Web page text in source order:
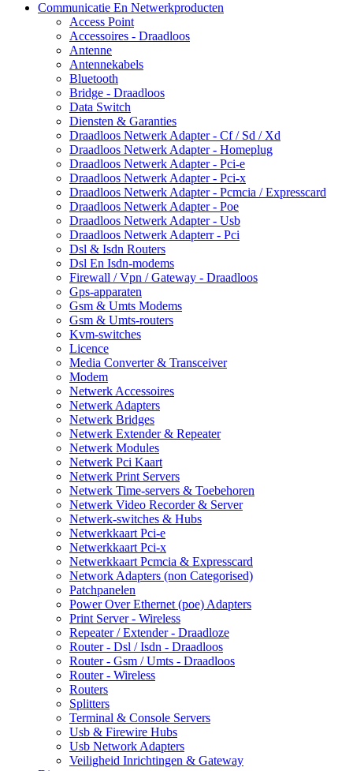
Communicatie En Netwerkproducten
Access Point
Accessoires - Draadloos
Antenne
Antennekabels
Bluetooth
Bridge - Draadloos
Data Switch
Diensten & Garanties
Draadloos Netwerk Adapter - Cf / Sd / Xd
Draadloos Netwerk Adapter - Homeplug
Draadloos Netwerk Adapter - Pci-e
Draadloos Netwerk Adapter - Pci-x
Draadloos Netwerk Adapter - Pcmcia / Expresscard
Draadloos Netwerk Adapter - Poe
Draadloos Netwerk Adapter - Usb
Draadloos Netwerk Adapterr - Pci
Dsl & Isdn Routers
Dsl En Isdn-modems
Firewall / Vpn / Gateway - Draadloos
Gps-apparaten
Gsm & Umts Modems
Gsm & Umts-routers
Kvm-switches
Licence
Media Converter & Transceiver
Modem
Netwerk Accessoires
Netwerk Adapters
Netwerk Bridges
Netwerk Extender & Repeater
Netwerk Modules
Netwerk Pci Kaart
Netwerk Print Servers
Netwerk Time-servers & Toebehoren
Netwerk Video Recorder & Server
Netwerk-switches & Hubs
Netwerkkaart Pci-e
Netwerkkaart Pci-x
Netwerkkaart Pcmcia & Expresscard
Network Adapters (non Categorised)
Patchpanelen
Power Over Ethernet (poe) Adapters
Print Server - Wireless
Repeater / Extender - Draadloze
Router - Dsl / Isdn - Draadloos
Router - Gsm / Umts - Draadloos
Router - Wireless
Routers
Splitters
Terminal & Console Servers
Usb & Firewire Hubs
Usb Network Adapters
Veiligheid Inrichtingen & Gateway